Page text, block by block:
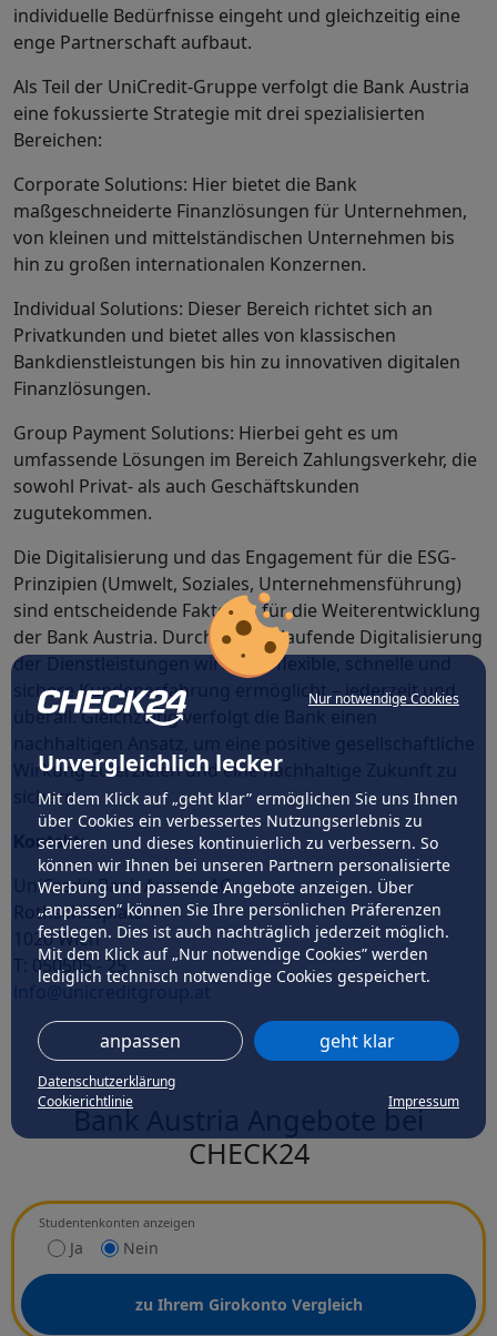
Nur notwendige Cookies
Unvergleichlich lecker
Mit dem Klick auf „geht klar” ermöglichen Sie uns Ihnen
über Cookies ein verbessertes Nutzungserlebnis zu
servieren und dieses kontinuierlich zu verbessern. So
können wir Ihnen bei unseren Partnern personalisierte
Werbung und passende Angebote anzeigen. Über
„anpassen” können Sie Ihre persönlichen Präferenzen
festlegen. Dies ist auch nachträglich jederzeit möglich.
Mit dem Klick auf „Nur notwendige Cookies” werden
lediglich technisch notwendige Cookies gespeichert.
anpassen geht klar
Datenschutzerklärung
Cookierichtlinie
Impressum
individuelle Bedürfnisse eingeht und gleichzeitig eine
enge Partnerschaft aufbaut.
Als Teil der UniCredit-Gruppe verfolgt die Bank Austria
eine fokussierte Strategie mit drei spezialisierten
Bereichen:
Corporate Solutions: Hier bietet die Bank
maßgeschneiderte Finanzlösungen für Unternehmen,
von kleinen und mittelständischen Unternehmen bis
hin zu großen internationalen Konzernen.
Individual Solutions: Dieser Bereich richtet sich an
Privatkunden und bietet alles von klassischen
Bankdienstleistungen bis hin zu innovativen digitalen
Finanzlösungen.
Group Payment Solutions: Hierbei geht es um
umfassende Lösungen im Bereich Zahlungsverkehr, die
sowohl Privat- als auch Geschäftskunden
zugutekommen.
Die Digitalisierung und das Engagement für die ESG-
Prinzipien (Umwelt, Soziales, Unternehmensführung)
sind entscheidende Faktoren für die Weiterentwicklung
der Bank Austria. Durch die fortlaufende Digitalisierung
der Dienstleistungen wird eine flexible, schnelle und
sichere Kundenerfahrung ermöglicht – jederzeit und
überall. Gleichzeitig verfolgt die Bank einen
Wirkung zu erzielen und eine nachhaltige Zukunft zu
sichern.
Kontakt:
UniCredit Bank Austria AG
Rothschildplatz 1
1020 Wien
050505 - 25
info@unicreditgroup.at
Bank Austria Angebote bei
CHECK24
Studentenkonten anzeigen
Ja Nein
zu Ihrem Girokonto Vergleich